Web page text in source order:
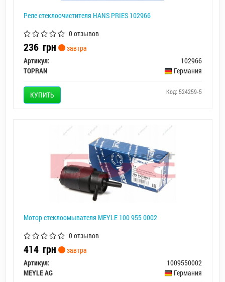
Реле стеклоочистителя HANS PRIES 102966
0 отзывов
236 грн
завтра
Артикул:
102966
TOPRAN
Германия
КУПИТЬ Код: 524259-5
Мотор стеклоомывателя MEYLE 100 955 0002
0 отзывов
414 грн
завтра
Артикул:
1009550002
MEYLE AG
Германия